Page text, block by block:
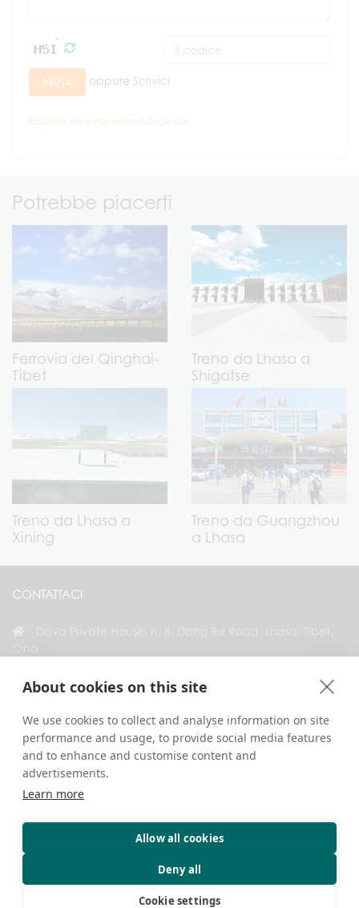
About cookies on this site
We use cookies to collect and analyse information on site
performance and usage, to provide social media features
and to enhance and customise content and
advertisements.
Learn more
Allow all cookies
Deny all
Cookie settings
INVIA oppure Scrivici
Risposta via email entro 0,5~24 ore.
Potrebbe piacerti
Ferrovia del Qinghai-
Tibet
Treno da Lhasa a
Shigatse
Treno da Lhasa a
Xining
Treno da Guangzhou
a Lhasa
CONTATTACI
COLLEGATI CON NOI
Copyright © 2026. Tutti i diritti riservati.
Privacy